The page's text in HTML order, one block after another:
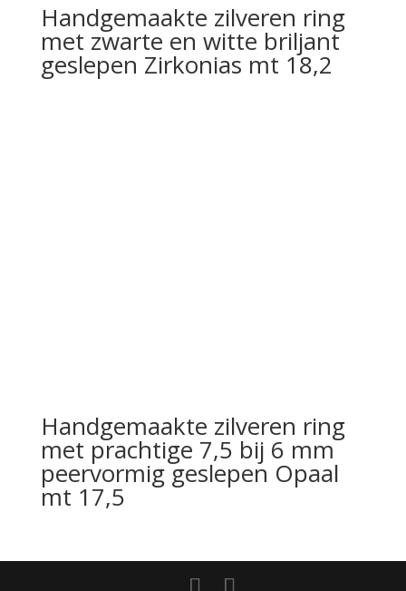
Handgemaakte zilveren ring
met zwarte en witte briljant
geslepen Zirkonias mt 18,2
Handgemaakte zilveren ring
met prachtige 7,5 bij 6 mm
peervormig geslepen Opaal
mt 17,5